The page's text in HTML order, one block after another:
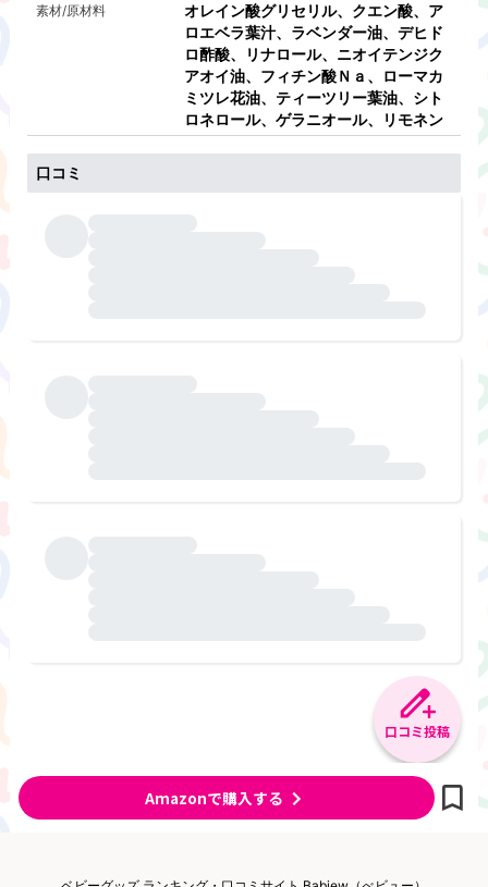
素材/原材料
オレイン酸グリセリル、クエン酸、ア
ロエベラ葉汁、ラベンダー油、デヒド
ロ酢酸、リナロール、ニオイテンジク
アオイ油、フィチン酸Ｎａ、ローマカ
ミツレ花油、ティーツリー葉油、シト
ロネロール、ゲラニオール、リモネン
口コミ
口コミ投稿
Amazonで購入する